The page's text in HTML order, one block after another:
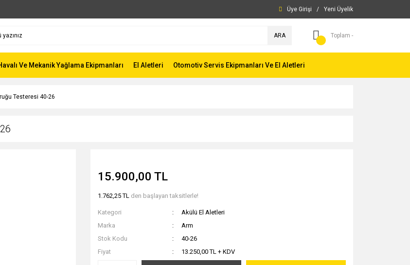
Üye Girişi / Yeni Üyelik
ARA Toplam -
Ve Mekanik Yağlama Ekipmanları El Aletleri Otomotiv Servis Ekipmanları Ve El Aletleri
Testeresi 40-26
15.900,00 TL
1.762,25 TL den başlayan taksitlerle!
Kategori
Akülü El Aletleri
Marka
Arm
Stok Kodu
40-26
Fiyat
13.250,00 TL + KDV